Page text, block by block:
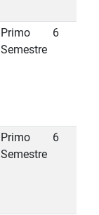
Primo
Semestre
6
Primo
Semestre
6